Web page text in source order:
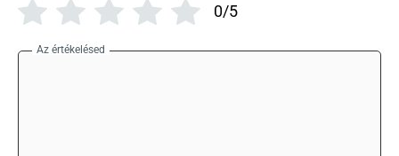
0/5
Az értékelésed